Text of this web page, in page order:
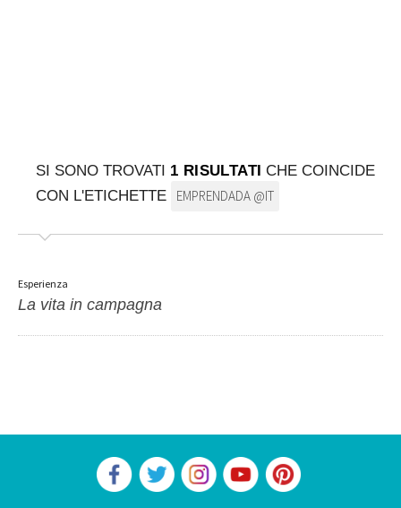
SI SONO TROVATI 1 RISULTATI CHE COINCIDE
CON L'ETICHETTE
EMPRENDADA @IT
Esperienza
La vita in campagna